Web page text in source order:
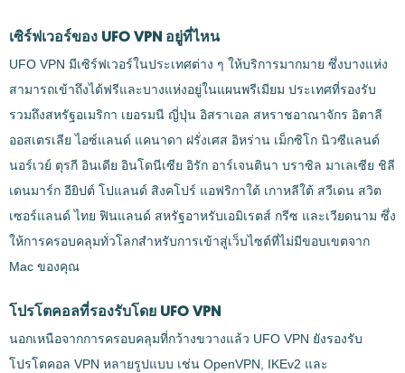
เซิร์ฟเวอร์ของ UFO VPN อยู่ที่ไหน
UFO VPN มีเซิร์ฟเวอร์ในประเทศต่าง ๆ ให้บริการมากมาย ซึ่งบางแห่ง
สามารถเข้าถึงได้ฟรีและบางแห่งอยู่ในแผนพรีเมียม ประเทศที่รองรับ
รวมถึงสหรัฐอเมริกา เยอรมนี ญี่ปุ่น อิสราเอล สหราชอาณาจักร อิตาลี
ออสเตรเลีย ไอซ์แลนด์ แคนาดา ฝรั่งเศส อิหร่าน เม็กซิโก นิวซีแลนด์
นอร์เวย์ ตุรกี อินเดีย อินโดนีเซีย อิรัก อาร์เจนตินา บราซิล มาเลเซีย ชิลี
เดนมาร์ก อียิปต์ โปแลนด์ สิงคโปร์ แอฟริกาใต้ เกาหลีใต้ สวีเดน สวิต
เซอร์แลนด์ ไทย ฟินแลนด์ สหรัฐอาหรับเอมิเรตส์ กรีซ และเวียดนาม ซึ่ง
ให้การครอบคลุมทั่วโลกสำหรับการเข้าสู่เว็บไซต์ที่ไม่มีขอบเขตจาก
Mac ของคุณ
โปรโตคอลที่รองรับโดย UFO VPN
นอกเหนือจากการครอบคลุมที่กว้างขวางแล้ว UFO VPN ยังรองรับ
โปรโตคอล VPN หลายรูปแบบ เช่น OpenVPN, IKEv2 และ